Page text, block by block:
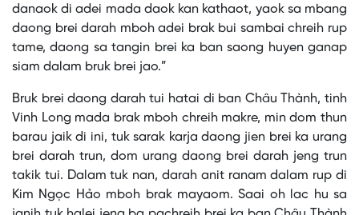
danaok di adei mada daok kan kathaot, yaok sa mbang
daong brei darah mboh adei brak bui sambai chreih rup
tame, daong sa tangin brei ka ban saong huyen ganap
siam dalam bruk brei jao.”
Bruk brei daong darah tui hatai di ban Châu Thành, tinh
Vinh Long mada brak mboh chreih makre, min dom thun
barau jaik di ini, tuk sarak karja daong jien brei ka urang
brei darah trun, dom urang daong brei darah jeng trun
takik tui. Dalam tuk nan, darah anit ranam dalam rup di
Kim Ngọc Hảo mboh brak mayaom. Saai oh lac hu sa